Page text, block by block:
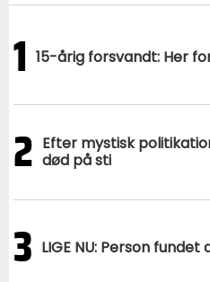
1 15-årig forsvandt: Her
2 Efter mystisk
død på sti
3 LIGE NU: Person fundet